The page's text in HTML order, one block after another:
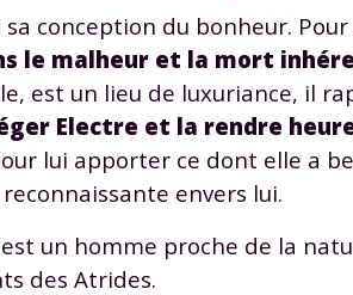
conception du bonheur.
le malheur et la mort
est un lieu de luxuriance, il
Electre et la rendre
lui apporter ce dont elle a
envers lui.
un homme proche de la
des Atrides.